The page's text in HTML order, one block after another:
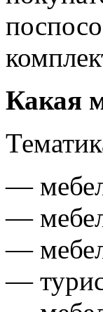
Какая
—
—
—
—